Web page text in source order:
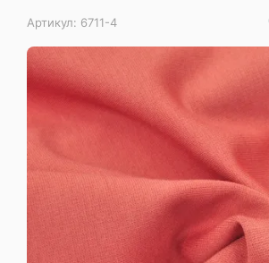
Артикул: 6711-4